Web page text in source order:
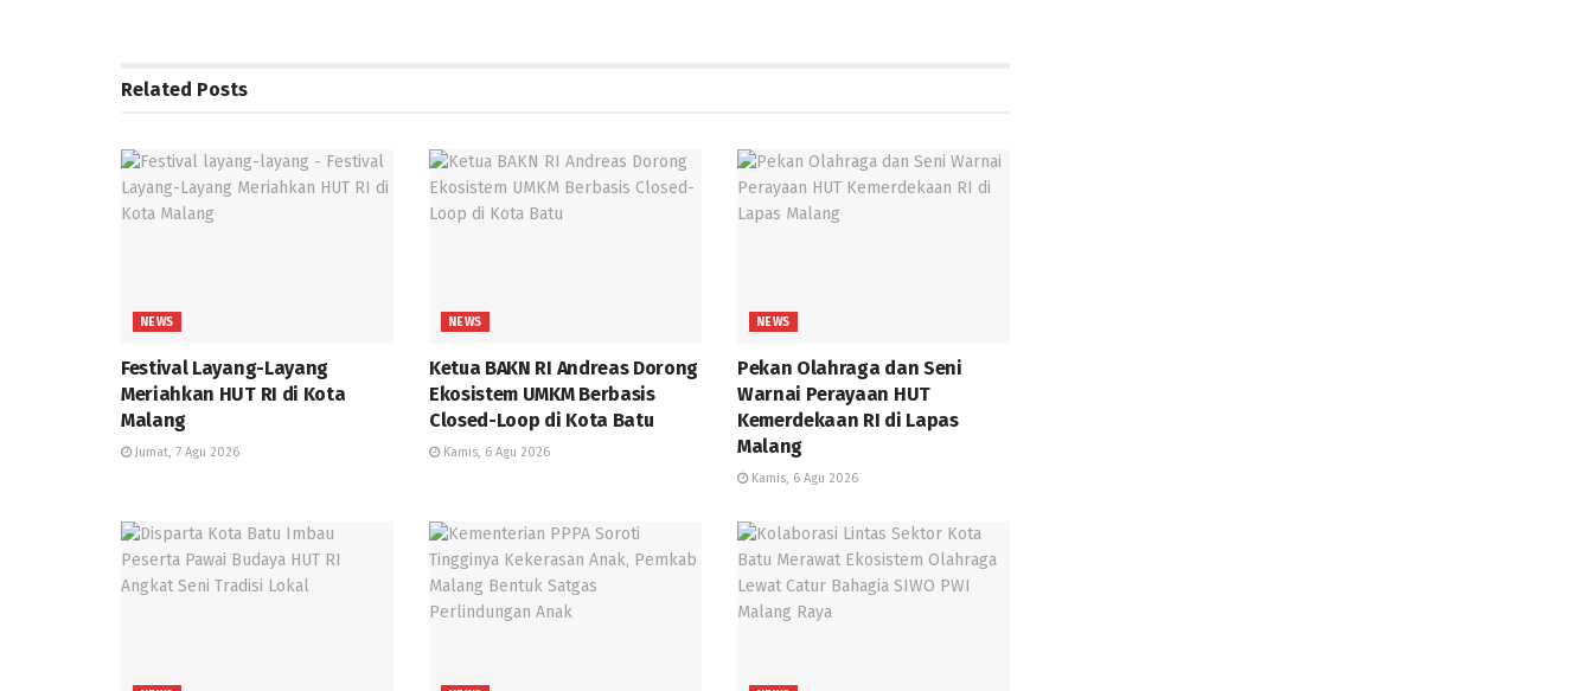
Related Posts
NEWS
Festival Layang-Layang
Meriahkan HUT RI di Kota
Malang
Jumat, 7 Agu 2026
NEWS
Ketua BAKN RI Andreas Dorong
Ekosistem UMKM Berbasis
Closed-Loop di Kota Batu
Kamis, 6 Agu 2026
NEWS
Pekan Olahraga dan Seni
Warnai Perayaan HUT
Kemerdekaan RI di Lapas
Malang
Kamis, 6 Agu 2026